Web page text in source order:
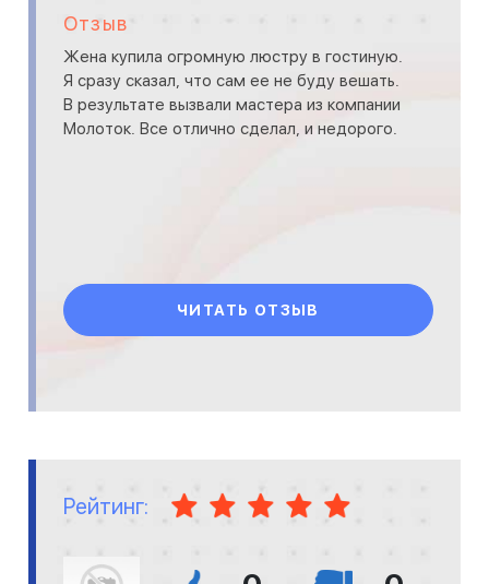
Отзыв
Жена купила огромную люстру в гостиную.
Я сразу сказал, что сам ее не буду вешать.
В результате вызвали мастера из компании
Молоток. Все отлично сделал, и недорого.
ЧИТАТЬ ОТЗЫВ
Рейтинг: